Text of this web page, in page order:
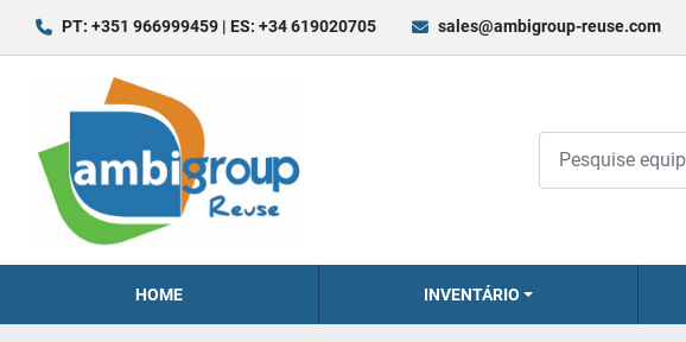
PT: +351 966999459 | ES: +34 619020705 sales@ambigroup-reuse.com
HOME INVENTÁRIO